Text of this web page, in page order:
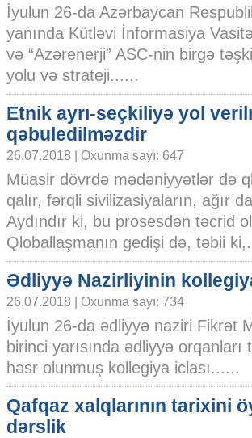
İyulun 26-da Azərbaycan
yanında Kütləvi İnformasiya
və “Azərenerji” ASC-nin birgə
yolu və strateji......
Etnik ayrı-seçkiliyə yol
qəbuledilməzdir
26.07.2018 | Oxunma sayı: 647
Müasir dövrdə mədəniyyətlər də
qalır, fərqli sivilizasiyaların, ağır
Aydındır ki, bu prosesdən təcrid
Qloballaşmanın gedişi də, təbii
Ədliyyə Nazirliyinin
26.07.2018 | Oxunma sayı: 734
İyulun 26-da ədliyyə naziri Fikrət
birinci yarısında ədliyyə
həsr olunmuş kollegiya iclası......
Qafqaz xalqlarının tarixini
dərslik